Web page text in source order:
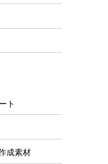
ト
成素材